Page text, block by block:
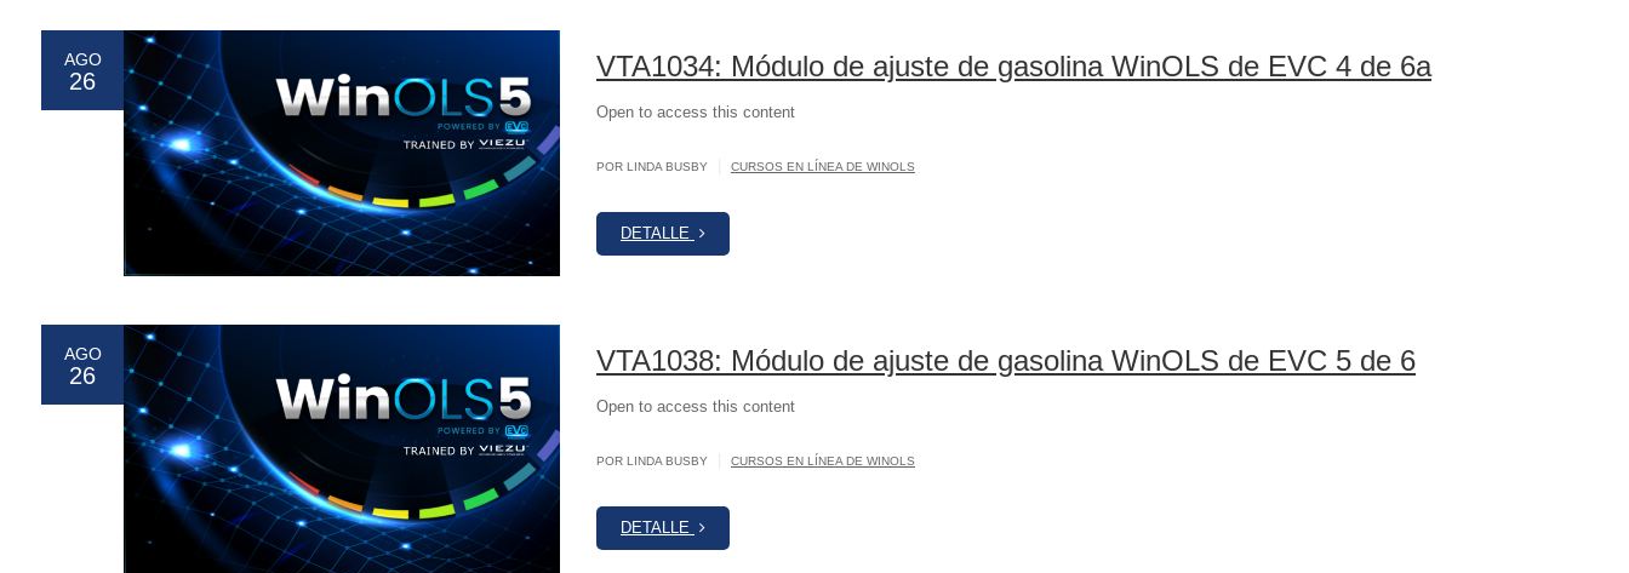
AGO
26 VTA1034: Módulo de ajuste de gasolina WinOLS de EVC 4 de 6a
Open to access this content
POR LINDA BUSBY CURSOS EN LÍNEA DE WINOLS
DETALLE
AGO
26 VTA1038: Módulo de ajuste de gasolina WinOLS de EVC 5 de 6
Open to access this content
POR LINDA BUSBY CURSOS EN LÍNEA DE WINOLS
DETALLE